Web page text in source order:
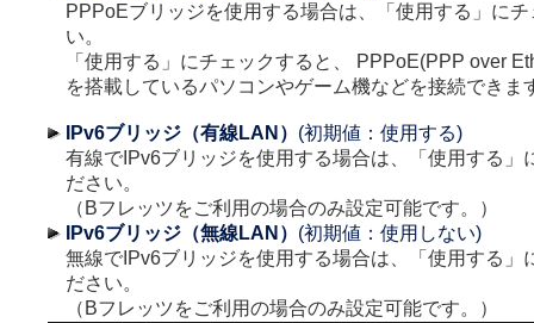
PPPoEブリッジを使用する場合は、「使用する」に
い。
「使用する」にチェックすると、 PPPoE(PPP over
を搭載しているパソコンやゲーム機などを接続できま
IPv6ブリッジ（有線LAN） (初期値：使用する)
有線でIPv6ブリッジを使用する場合は、「使用する」
ださい。
（Bフレッツをご利用の場合のみ設定可能です。）
IPv6ブリッジ（無線LAN） (初期値：使用しない)
無線でIPv6ブリッジを使用する場合は、「使用する」
ださい。
（Bフレッツをご利用の場合のみ設定可能です。）